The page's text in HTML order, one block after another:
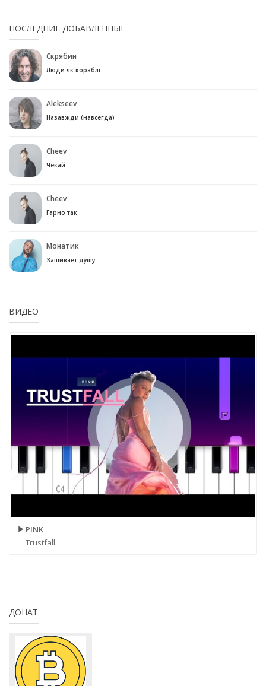
ПОСЛЕДНИЕ ДОБАВЛЕННЫЕ
Скрябин
Люди як кораблі
Alekseev
Назавжди (навсегда)
Cheev
Чекай
Cheev
Гарно так
Монатик
Зашивает душу
ВИДЕО
PINK
Trustfall
ДОНАТ